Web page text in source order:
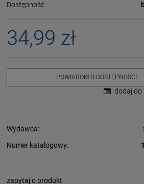
Dostępność:
34,99 zł
POWIADOM O DOSTĘPNOŚCI
dodaj do
Wydawca:
Numer katalogowy:
zapytaj o produkt